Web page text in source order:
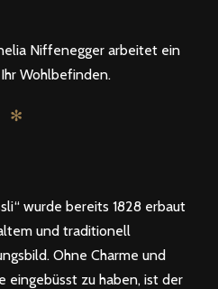
Niffenegger arbeitet ein
Wohlbefinden.
✻
wurde bereits 1828 erbaut
und traditionell
Ohne Charme und
eingebüsst zu haben, ist der